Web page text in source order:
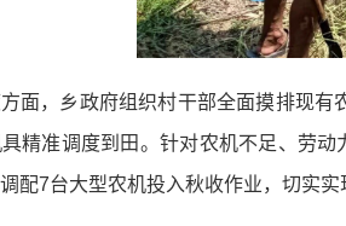
面，乡政府组织村干部全面摸排现
精准调度到田。针对农机不足、劳
配7台大型农机投入秋收作业，切实实